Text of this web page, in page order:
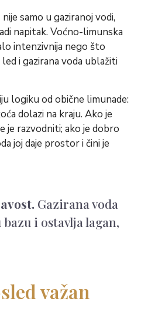
samo u gaziranoj vodi,
napitak. Voćno-limunska
intenzivnija nego što
i gazirana voda ublažiti
logiku od obične limunade:
dolazi na kraju. Ako je
je razvodniti; ako je dobro
joj daje prostor i čini je
Gazirana voda
i ostavlja lagan,
važan